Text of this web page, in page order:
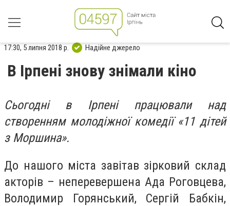
17:30, 5 липня 2018 р. Надійне джерело
В Ірпені знову знімали кіно
Сьогодні в Ірпені працювали над
створенням молодіжної комедії «11 дітей
з Моршина».
До нашого міста завітав зірковий склад
акторів – неперевершена Ада Роговцева,
Володимир Горянський, Сергій Бабкін,